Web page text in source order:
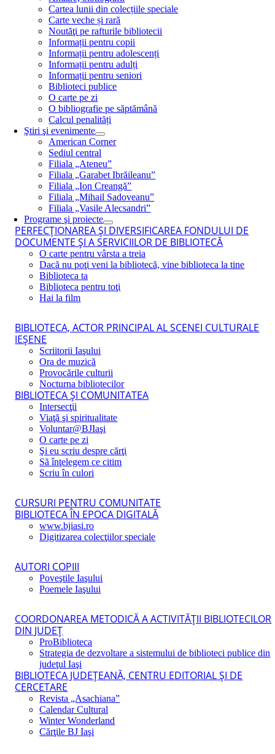
Cartea lunii din colecțiile speciale
Carte veche și rară
Noutăţi pe rafturile bibliotecii
Informații pentru copii
Informații pentru adolescenți
Informații pentru adulți
Informații pentru seniori
Biblioteci publice
O carte pe zi
O bibliografie pe săptămână
Calcul penalități
Ştiri şi evenimente
American Corner
Sediul central
Filiala „Ateneu”
Filiala „Garabet Ibrăileanu”
Filiala „Ion Creangă”
Filiala „Mihail Sadoveanu”
Filiala „Vasile Alecsandri”
Programe şi proiecte
PERFECŢIONAREA ŞI DIVERSIFICAREA FONDULUI DE
DOCUMENTE ŞI A SERVICIILOR DE BIBLIOTECĂ
O carte pentru vârsta a treia
Dacă nu poţi veni la bibliotecă, vine biblioteca la tine
Biblioteca ta
Biblioteca pentru toţi
Hai la film
BIBLIOTECA, ACTOR PRINCIPAL AL SCENEI CULTURALE
IEŞENE
Scriitorii Iaşului
Ora de muzică
Provocările culturii
Nocturna bibliotecilor
BIBLIOTECA ŞI COMUNITATEA
Intersecţii
Viaţă şi spiritualitate
Voluntar@BJIaşi
O carte pe zi
Şi eu scriu despre cărţi
Să înţelegem ce citim
Scriu în culori
CURSURI PENTRU COMUNITATE
BIBLIOTECA ÎN EPOCA DIGITALĂ
www.bjiasi.ro
Digitizarea colecţiilor speciale
AUTORI COPIII
Poveştile Iaşului
Poemele Iaşului
COORDONAREA METODICĂ A ACTIVITĂŢII BIBLIOTECILOR
DIN JUDEŢ
ProBiblioteca
Strategia de dezvoltare a sistemului de biblioteci publice din
judeţul Iaşi
BIBLIOTECA JUDEŢEANĂ, CENTRU EDITORIAL ŞI DE
CERCETARE
Revista „Asachiana”
Calendar Cultural
Winter Wonderland
Cărţile BJ Iaşi